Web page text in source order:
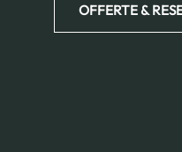
OFFERTE &